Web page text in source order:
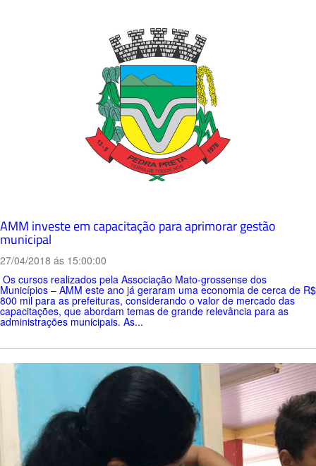
AMM investe em capacitação para aprimorar gestão
municipal
27/04/2018 ás 15:00:00
Os cursos realizados pela Associação Mato-grossense dos
Municípios – AMM este ano já geraram uma economia de cerca de R$
800 mil para as prefeituras, considerando o valor de mercado das
capacitações, que abordam temas de grande relevância para as
administrações municipais. As...